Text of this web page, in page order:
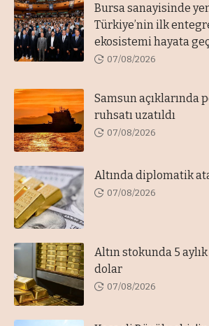
Bursa sanayisinde
Türkiye’nin ilk
ekosistemi hayata
07/08/2026
Samsun açıklarında
ruhsatı uzatıldı
07/08/2026
Altında diplomatik
07/08/2026
Altın stokunda 5
dolar
07/08/2026